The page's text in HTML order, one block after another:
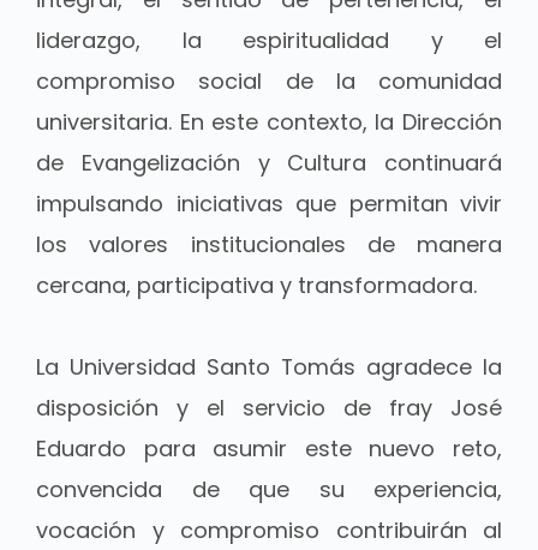
liderazgo, la espiritualidad y el
compromiso social de la comunidad
universitaria. En este contexto, la Dirección
de Evangelización y Cultura continuará
impulsando iniciativas que permitan vivir
los valores institucionales de manera
cercana, participativa y transformadora.
La Universidad Santo Tomás agradece la
disposición y el servicio de fray José
Eduardo para asumir este nuevo reto,
convencida de que su experiencia,
vocación y compromiso contribuirán al